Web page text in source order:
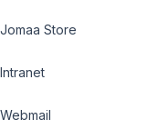
Jomaa Store
Intranet
Webmail